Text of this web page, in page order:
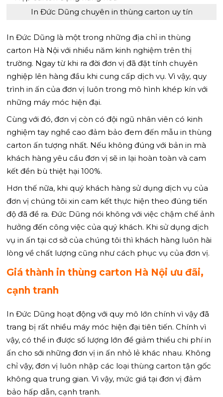
In Đức Dũng chuyên in thùng carton uy tín
In Đức Dũng là một trong những địa chỉ in thùng
carton Hà Nội với nhiều năm kinh nghiệm trên thị
trường. Ngay từ khi ra đời đơn vị đã đặt tính chuyên
nghiệp lên hàng đầu khi cung cấp dịch vụ. Vì vậy, quy
trình in ấn của đơn vị luôn trong mô hình khép kín với
những máy móc hiện đại.
Cùng với đó, đơn vị còn có đội ngũ nhân viên có kinh
nghiệm tay nghề cao đảm bảo đem đến mẫu in thùng
carton ấn tượng nhất. Nếu không đúng với bản in mà
khách hàng yêu cầu đơn vị sẽ in lại hoàn toàn và cam
kết đền bù thiệt hại 100%.
Hơn thế nữa, khi quý khách hàng sử dụng dịch vụ của
đơn vị chúng tôi xin cam kết thực hiện theo đúng tiến
độ đã đề ra. Đức Dũng nói không với việc chậm chế ảnh
hưởng đến công việc của quý khách. Khi sử dụng dịch
vụ in ấn tại cơ sở của chúng tôi thì khách hàng luôn hài
lòng về chất lượng cũng như cách phục vụ của đơn vị.
Giá thành in thùng carton Hà Nội ưu đãi,
cạnh tranh
In Đức Dũng hoạt động với quy mô lớn chính vì vậy đã
trang bị rất nhiều máy móc hiện đại tiên tiến. Chính vì
vậy, có thể in được số lượng lớn để giảm thiểu chi phí in
ấn cho sới những đơn vị in ấn nhỏ lẻ khác nhau. Không
chỉ vậy, đơn vị luôn nhập các loại thùng carton tận gốc
không qua trung gian. Vì vậy, mức giá tại đơn vị đảm
bảo hấp dẫn, cạnh tranh.